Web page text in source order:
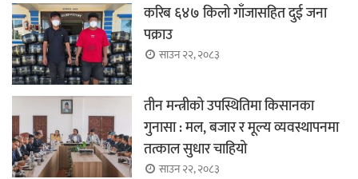
करिब ६४७ किलो गाँजासहित दुई जना
पक्राउ
साउन २२, २०८३
तीन मन्त्रीको उपस्थितिमा किसानका
गुनासा : मल, बजार र मूल्य व्यवस्थापनमा
तत्काल सुधार चाहियो
साउन २२, २०८३